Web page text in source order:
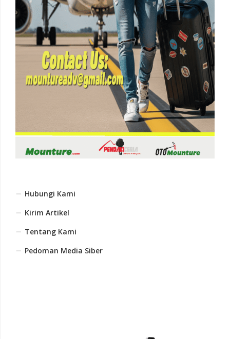
Hubungi Kami
Kirim Artikel
Tentang Kami
Pedoman Media Siber